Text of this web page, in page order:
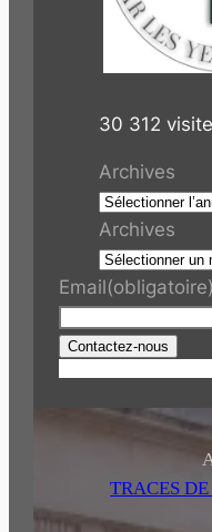
30 312
Archives
Archives
Email(obligatoire)
Contactez-nous
r
TRACES